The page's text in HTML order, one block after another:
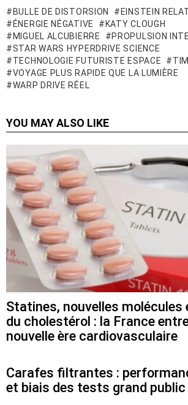
BULLE DE DISTORSION
EINSTEIN
ÉNERGIE NÉGATIVE
KATY CLOUGH
MIGUEL ALCUBIERRE
PROPULSION
STAR WARS HYPERDRIVE SCIENCE
TECHNOLOGIE FUTURISTE ESPACE
VOYAGE PLUS RAPIDE QUE LA LUMIÈRE
WARP DRIVE RÉEL
YOU MAY ALSO LIKE
Statines, nouvelles molécules
du cholestérol : la France
nouvelle ère cardiovasculaire
Carafes filtrantes :
et biais des tests grand public